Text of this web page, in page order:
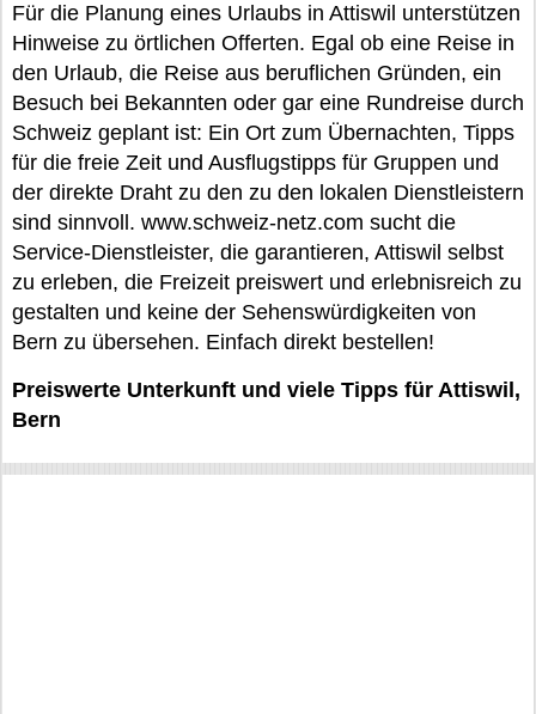
Für die Planung eines Urlaubs in Attiswil unterstützen
Hinweise zu örtlichen Offerten. Egal ob eine Reise in
den Urlaub, die Reise aus beruflichen Gründen, ein
Besuch bei Bekannten oder gar eine Rundreise durch
Schweiz geplant ist: Ein Ort zum Übernachten, Tipps
für die freie Zeit und Ausflugstipps für Gruppen und
der direkte Draht zu den zu den lokalen Dienstleistern
sind sinnvoll. www.schweiz-netz.com sucht die
Service-Dienstleister, die garantieren, Attiswil selbst
zu erleben, die Freizeit preiswert und erlebnisreich zu
gestalten und keine der Sehenswürdigkeiten von
Bern zu übersehen. Einfach direkt bestellen!
Preiswerte Unterkunft und viele Tipps für Attiswil,
Bern